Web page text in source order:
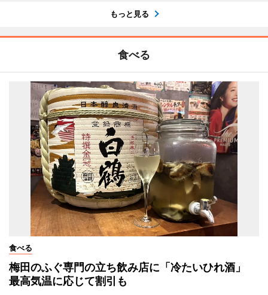
もっと見る
食べる
食べる
梅田のふぐ専門の立ち飲み店に「冷たいひれ酒」
最高気温に応じて割引も